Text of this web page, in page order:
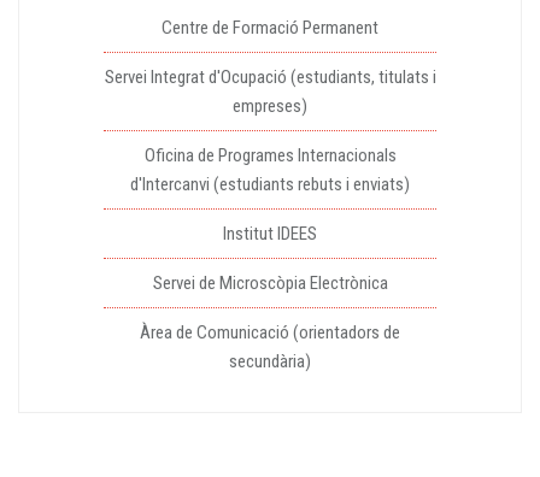
Centre de Formació Permanent
Servei Integrat d'Ocupació (estudiants, titulats i
empreses)
Oficina de Programes Internacionals
d'Intercanvi (estudiants rebuts i enviats)
Institut IDEES
Servei de Microscòpia Electrònica
Àrea de Comunicació (orientadors de
secundària)